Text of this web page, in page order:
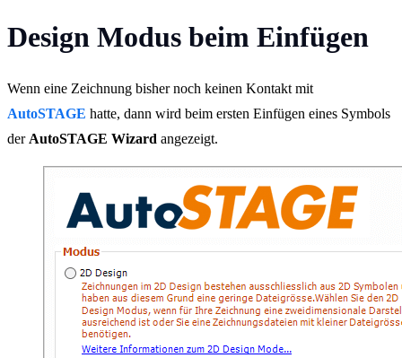
Design Modus beim Einfügen
Wenn eine Zeichnung bisher noch keinen Kontakt mit
AutoSTAGE hatte, dann wird beim ersten Einfügen eines Symbols
der AutoSTAGE Wizard angezeigt.